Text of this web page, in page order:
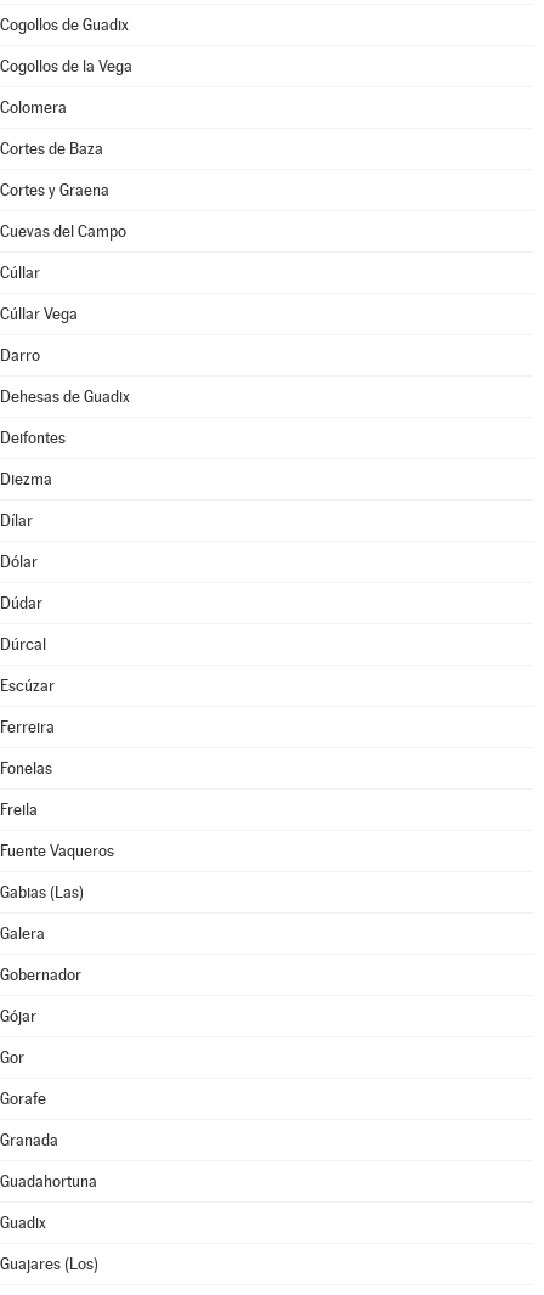
Cogollos de Guadix
Cogollos de la Vega
Colomera
Cortes de Baza
Cortes y Graena
Cuevas del Campo
Cúllar
Cúllar Vega
Darro
Dehesas de Guadix
Deifontes
Diezma
Dílar
Dólar
Dúdar
Dúrcal
Escúzar
Ferreira
Fonelas
Freila
Fuente Vaqueros
Gabias (Las)
Galera
Gobernador
Gójar
Gor
Gorafe
Granada
Guadahortuna
Guadix
Guajares (Los)